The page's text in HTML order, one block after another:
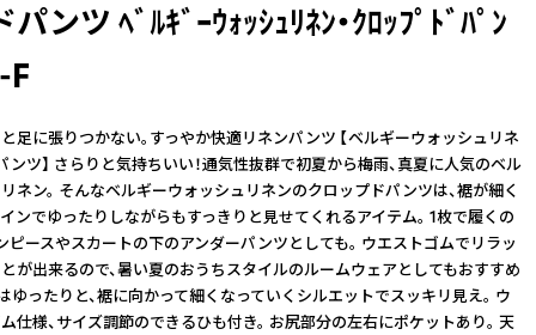
ンツ ﾍﾞﾙｷﾞｰｳｫｯｼｭﾘﾈﾝ・ｸﾛｯﾌﾟﾄﾞﾊﾟﾝ
F
足に張りつかない。すっやか快適リネンパンツ 【ベルギーウォッシュリネ
ンツ】 さらりと気持ちいい！通気性抜群で初夏から梅雨、真夏に人気のベル
ネン。 そんなベルギーウォッシュリネンのクロップドパンツは、裾が細く
ンでゆったりしながらもすっきりと見せてくれるアイテム。 1枚で履くの
ピースやスカートの下のアンダーパンツとしても。 ウエストゴムでリラッ
が出来るので、暑い夏のおうちスタイルのルームウェアとしてもおすすめ
ゆったりと、裾に向かって細くなっていくシルエットでスッキリ見え。 ウ
仕様、サイズ調節のできるひも付き。 お尻部分の左右にポケットあり。 天